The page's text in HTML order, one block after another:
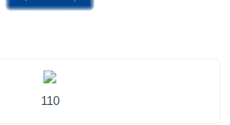
110